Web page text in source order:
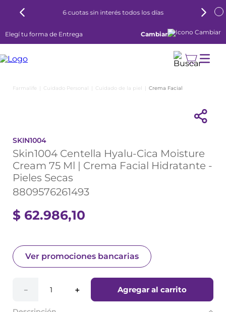
6 cuotas sin interés todos los días
Elegí tu forma de Entrega Cambiar
Cuidado Personal Cuidado de la piel Crema Facial
SKIN1004
Skin1004 Centella Hyalu-Cica Moisture
Cream 75 Ml | Crema Facial Hidratante -
Pieles Secas
8809576261493
$ 62.986,10
Ver promociones bancarias
＋
－ Agregar al carrito